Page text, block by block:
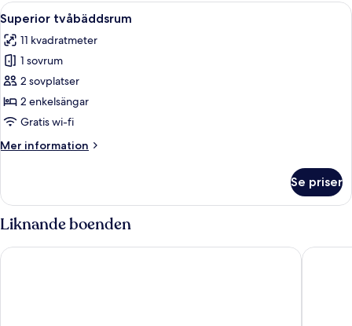
Öppna
alla
foton
för
Superior
tvåbäddsrum
Ett hotellrum med en säng, ett
20
Superior tvåbäddsrum
11 kvadratmeter
1 sovrum
2 sovplatser
2 enkelsängar
Gratis wi-fi
Mer information
Mer
tvåbäddsrum
Se priser
Liknande boenden
Mitre House Hotel Point A